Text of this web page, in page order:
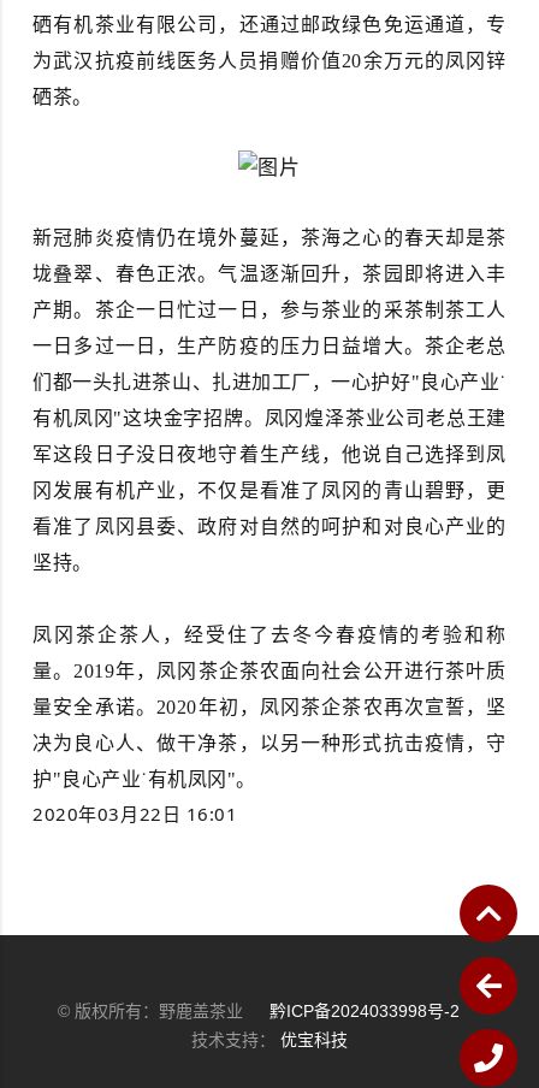
硒有机茶业有限公司，还通过邮政绿色免运通道，专
为武汉抗疫前线医务人员捐赠价值20余万元的凤冈锌
硒茶。
新冠肺炎疫情仍在境外蔓延，茶海之心的春天却是茶
垅叠翠、春色正浓。气温逐渐回升，茶园即将进入丰
产期。茶企一日忙过一日，参与茶业的采茶制茶工人
一日多过一日，生产防疫的压力日益增大。茶企老总
们都一头扎进茶山、扎进加工厂，一心护好"良心产业˙
有机凤冈"这块金字招牌。凤冈煌泽茶业公司老总王建
军这段日子没日夜地守着生产线，他说自己选择到凤
冈发展有机产业，不仅是看准了凤冈的青山碧野，更
看准了凤冈县委、政府对自然的呵护和对良心产业的
坚持。
凤冈茶企茶人，经受住了去冬今春疫情的考验和称
量。2019年，凤冈茶企茶农面向社会公开进行茶叶质
量安全承诺。2020年初，凤冈茶企茶农再次宣誓，坚
决为良心人、做干净茶，以另一种形式抗击疫情，守
护"良心产业˙有机凤冈"。
2020年03月22日 16:01
© 版权所有：野鹿盖茶业 黔ICP备2024033998号-2
技术支持： 优宝科技